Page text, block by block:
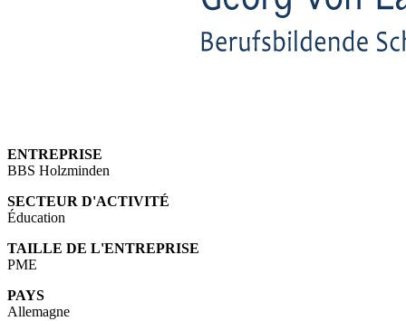
ENTREPRISE
BBS Holzminden
SECTEUR D'ACTIVITÉ
Éducation
TAILLE DE L'ENTREPRISE
PME
PAYS
Allemagne